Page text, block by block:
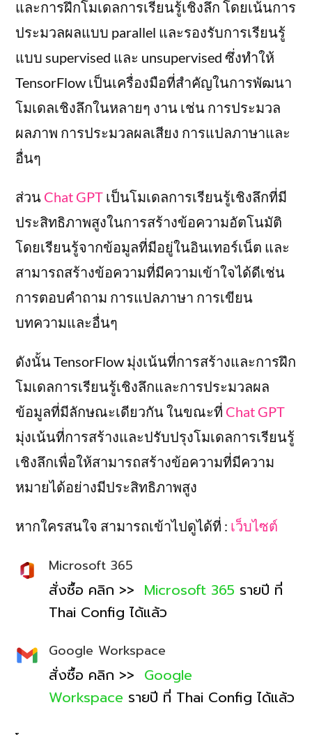
และการฝึกโมเดลการเรียนรู้เชิงลึก โดยเน้นการ
ประมวลผลแบบ parallel และรองรับการเรียนรู้
แบบ supervised และ unsupervised ซึ่งทำให้
TensorFlow เป็นเครื่องมือที่สำคัญในการพัฒนา
โมเดลเชิงลึกในหลายๆ งาน เช่น การประมวล
ผลภาพ การประมวลผลเสียง การแปลภาษาและ
อื่นๆ
ส่วน Chat GPT เป็นโมเดลการเรียนรู้เชิงลึกที่มี
ประสิทธิภาพสูงในการสร้างข้อความอัตโนมัติ
โดยเรียนรู้จากข้อมูลที่มีอยู่ในอินเทอร์เน็ต และ
สามารถสร้างข้อความที่มีความเข้าใจได้ดีเช่น
การตอบคำถาม การแปลภาษา การเขียน
บทความและอื่นๆ
ดังนั้น TensorFlow มุ่งเน้นที่การสร้างและการฝึก
โมเดลการเรียนรู้เชิงลึกและการประมวลผล
ข้อมูลที่มีลักษณะเดียวกัน ในขณะที่ Chat GPT
มุ่งเน้นที่การสร้างและปรับปรุงโมเดลการเรียนรู้
เชิงลึกเพื่อให้สามารถสร้างข้อความที่มีความ
หมายได้อย่างมีประสิทธิภาพสูง
หากใครสนใจ สามารถเข้าไปดูได้ที่ : เว็บไซต์
Microsoft 365
สั่งซื้อ คลิก >> Microsoft 365 รายปี ที่
Thai Config ได้แล้ว
Google Workspace
สั่งซื้อ คลิก >> Google
Workspace รายปี ที่ Thai Config ได้แล้ว